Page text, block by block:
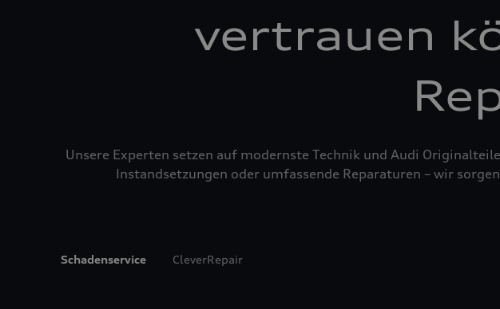
vertrauen
Unsere Experten setzen auf modernste Technik und Audi
Instandsetzungen oder umfassende Reparaturen – wir
Schadenservice CleverRepair